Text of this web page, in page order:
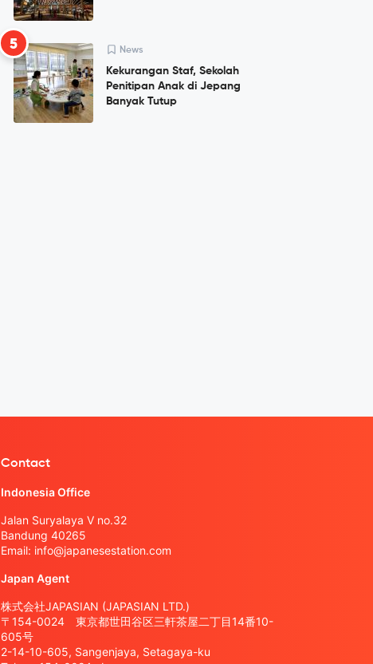
5 News
Kekurangan Staf, Sekolah
Penitipan Anak di Jepang
Banyak Tutup
Contact
Indonesia Office
Jalan Suryalaya V no.32
Bandung 40265
Email: info@japanesestation.com
Japan Agent
株式会社JAPASIAN (JAPASIAN LTD.)
〒154-0024 東京都世田谷区三軒茶屋二丁目14番10-
605号
2-14-10-605, Sangenjaya, Setagaya-ku